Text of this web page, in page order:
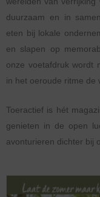
duurzaam en in
eten bij lokale
en slapen op
onze voetafdruk wordt
in het oeroude ritme de
Toeractief is hét
genieten in de open
avonturieren dichter bij